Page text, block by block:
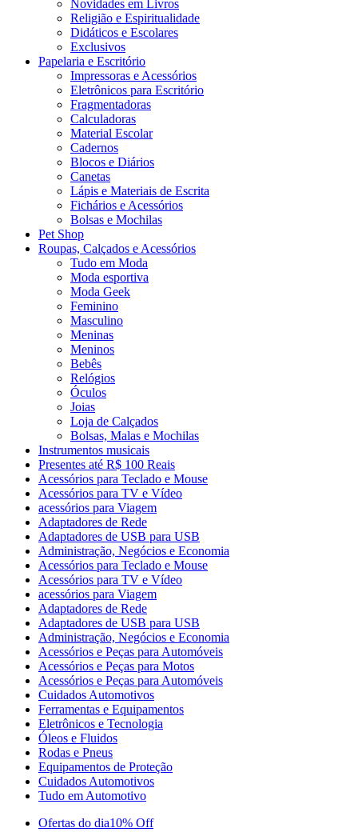
Novidades em Livros
Religião e Espiritualidade
Didáticos e Escolares
Exclusivos
Papelaria e Escritório
Impressoras e Acessórios
Eletrônicos para Escritório
Fragmentadoras
Calculadoras
Material Escolar
Cadernos
Blocos e Diários
Canetas
Lápis e Materiais de Escrita
Fichários e Acessórios
Bolsas e Mochilas
Pet Shop
Roupas, Calçados e Acessórios
Tudo em Moda
Moda esportiva
Moda Geek
Feminino
Masculino
Meninas
Meninos
Bebês
Relógios
Óculos
Joias
Loja de Calçados
Bolsas, Malas e Mochilas
Instrumentos musicais
Presentes até R$ 100 Reais
Acessórios para Teclado e Mouse
Acessórios para TV e Vídeo
acessórios para Viagem
Adaptadores de Rede
Adaptadores de USB para USB
Administração, Negócios e Economia
Acessórios para Teclado e Mouse
Acessórios para TV e Vídeo
acessórios para Viagem
Adaptadores de Rede
Adaptadores de USB para USB
Administração, Negócios e Economia
Acessórios e Peças para Automóveis
Acessórios e Peças para Motos
Acessórios e Peças para Automóveis
Cuidados Automotivos
Ferramentas e Equipamentos
Eletrônicos e Tecnologia
Óleos e Fluidos
Rodas e Pneus
Equipamentos de Proteção
Cuidados Automotivos
Tudo em Automotivo
Ofertas do dia10% Off